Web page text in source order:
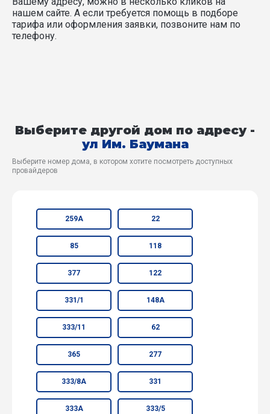
нашем сайте. А если требуется помощь в подборе
тарифа или оформления заявки, позвоните нам по
телефону.
Выберите другой дом по адресу -
ул Им. Баумана
Выберите номер дома, в котором хотите посмотреть доступных
провайдеров
259А 22
85 118
377 122
331/1 148А
333/11 62
365 277
333/8А 331
333А 333/5